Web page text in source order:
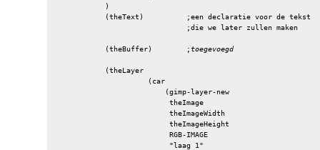
           )
           (theText)          ;een declaratie voor de tekst
                              ;die we later zullen maken
           (theBuffer)        ;
toegevoegd
           (theLayer
                     (car
                         (gimp-layer-new
                          theImage
                          theImageWidth
                          theImageHeight
                          RGB-IMAGE
                          "laag 1"